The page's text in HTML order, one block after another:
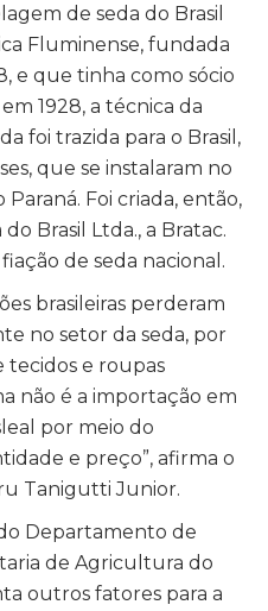
de seda do Brasil
Fluminense, fundada
e que tinha como sócio
1928, a técnica da
foi trazida para o Brasil,
que se instalaram no
Foi criada, então,
Brasil Ltda., a Bratac.
de seda nacional.
brasileiras perderam
no setor da seda, por
tecidos e roupas
não é a importação em
por meio do
e preço”, afirma o
Tanigutti Junior.
Departamento de
de Agricultura do
outros fatores para a